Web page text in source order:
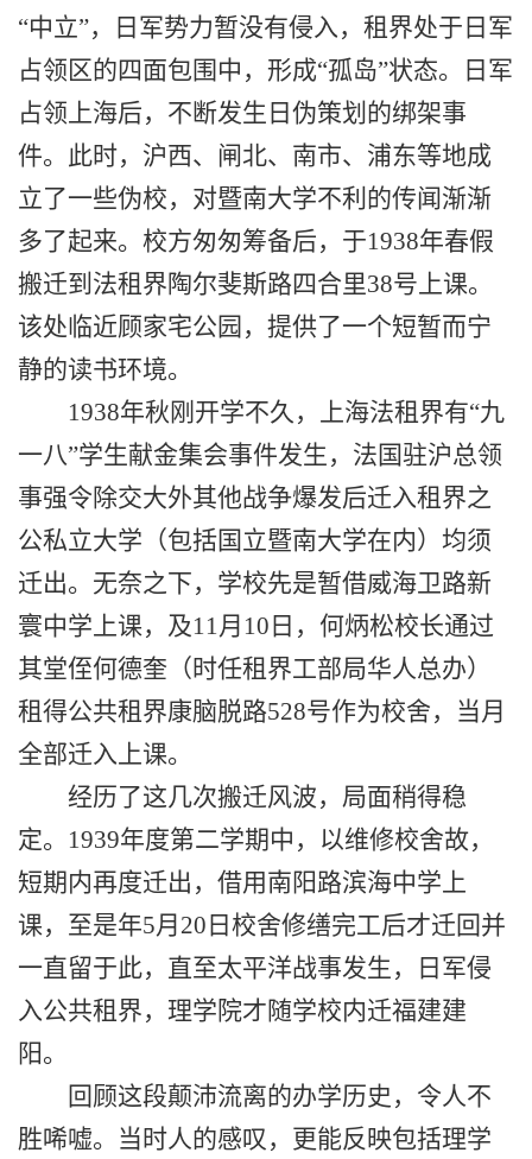
“中立”，日军势力暂没有侵入，租界处于日军
占领区的四面包围中，形成“孤岛”状态。日军
占领上海后，不断发生日伪策划的绑架事
件。此时，沪西、闸北、南市、浦东等地成
立了一些伪校，对暨南大学不利的传闻渐渐
多了起来。校方匆匆筹备后，于1938年春假
搬迁到法租界陶尔斐斯路四合里38号上课。
该处临近顾家宅公园，提供了一个短暂而宁
静的读书环境。
1938年秋刚开学不久，上海法租界有“九
一八”学生献金集会事件发生，法国驻沪总领
事强令除交大外其他战争爆发后迁入租界之
公私立大学（包括国立暨南大学在内）均须
迁出。无奈之下，学校先是暂借威海卫路新
寰中学上课，及11月 10 日，何炳松校长通过
其堂侄何德奎（时任租界工部局华人总办）
租得公共租界康脑脱路528号作为校舍，当月
全部迁入上课。
经历了这几次搬迁风波，局面稍得稳
定。 1939年度第二学期中，以维修校舍故，
短期内再度迁出，借用南阳路滨海中学上
课，至是年5月 20 日校舍修缮完工后才迁回并
一直留于此，直至太平洋战事发生，日军侵
入公共租界，理学院才随学校内迁福建建
阳。
回顾这段颠沛流离的办学历史，令人不
胜唏嘘。当时人的感叹，更能反映包括理学